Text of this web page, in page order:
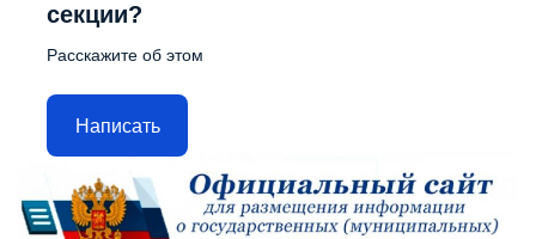
секции?
Расскажите об этом
Написать